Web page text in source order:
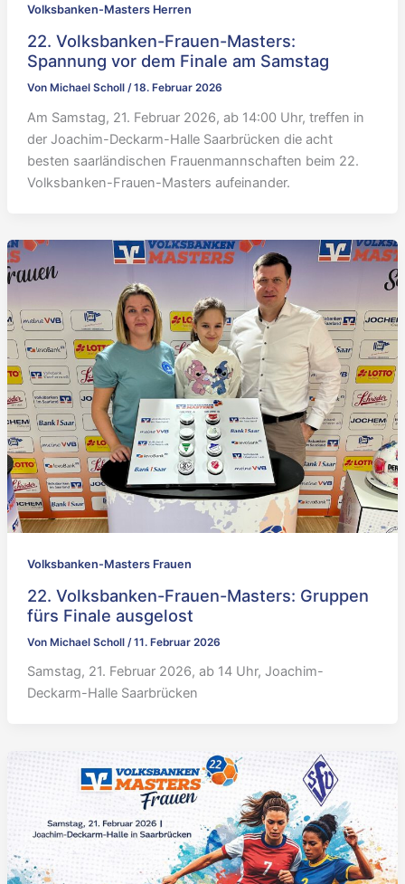
Volksbanken-Masters Herren
22. Volksbanken-Frauen-Masters:
Spannung vor dem Finale am Samstag
Von Michael Scholl /18. Februar 2026
Am Samstag, 21. Februar 2026, ab 14:00 Uhr, treffen in
der Joachim-Deckarm-Halle Saarbrücken die acht
besten saarländischen Frauenmannschaften beim 22.
Volksbanken-Frauen-Masters aufeinander.
Volksbanken-Masters Frauen
22. Volksbanken-Frauen-Masters: Gruppen
fürs Finale ausgelost
Von Michael Scholl /11. Februar 2026
Samstag, 21. Februar 2026, ab 14 Uhr, Joachim-
Deckarm-Halle Saarbrücken